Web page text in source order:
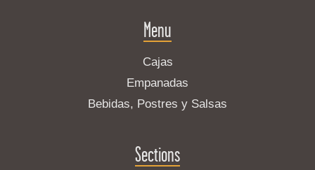
Menu
Cajas
Empanadas
Bebidas, Postres y Salsas
Sections